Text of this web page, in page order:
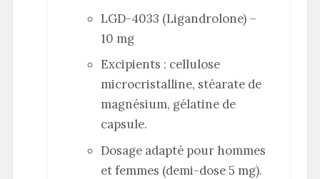
LGD-4033 (Ligandrolone) –
10 mg
Excipients : cellulose
microcristalline, stéarate de
magnésium, gélatine de
capsule.
Dosage adapté pour hommes
et femmes (demi-dose 5 mg).